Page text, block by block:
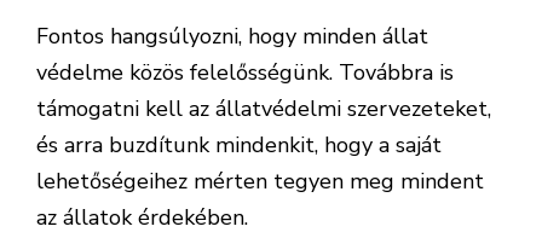
Fontos hangsúlyozni, hogy minden állat
védelme közös felelősségünk. Továbbra is
támogatni kell az állatvédelmi szervezeteket,
és arra buzdítunk mindenkit, hogy a saját
lehetőségeihez mérten tegyen meg mindent
az állatok érdekében.